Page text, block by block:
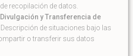
recopilación de datos.
y Transferencia de
Descripción de situaciones bajo las
o transferir sus datos